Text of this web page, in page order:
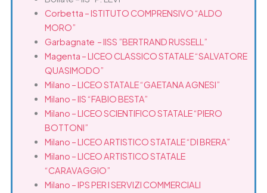
Corbetta – ISTITUTO COMPRENSIVO “ALDO
MORO”
Garbagnate – IISS ”BERTRAND RUSSELL”
Magenta – LICEO CLASSICO STATALE “SALVATORE
QUASIMODO”
Milano – LICEO STATALE “GAETANA AGNESI”
Milano – IIS “FABIO BESTA”
Milano – LICEO SCIENTIFICO STATALE “PIERO
BOTTONI”
Milano – LICEO ARTISTICO STATALE “DI BRERA”
Milano – LICEO ARTISTICO STATALE
“CARAVAGGIO”
Milano – IPS PER I SERVIZI COMMERCIALI